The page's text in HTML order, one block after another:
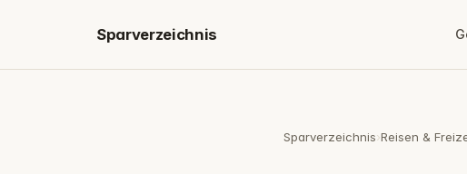
Sparverzeichnis
Sparverzeichnis›Reisen &